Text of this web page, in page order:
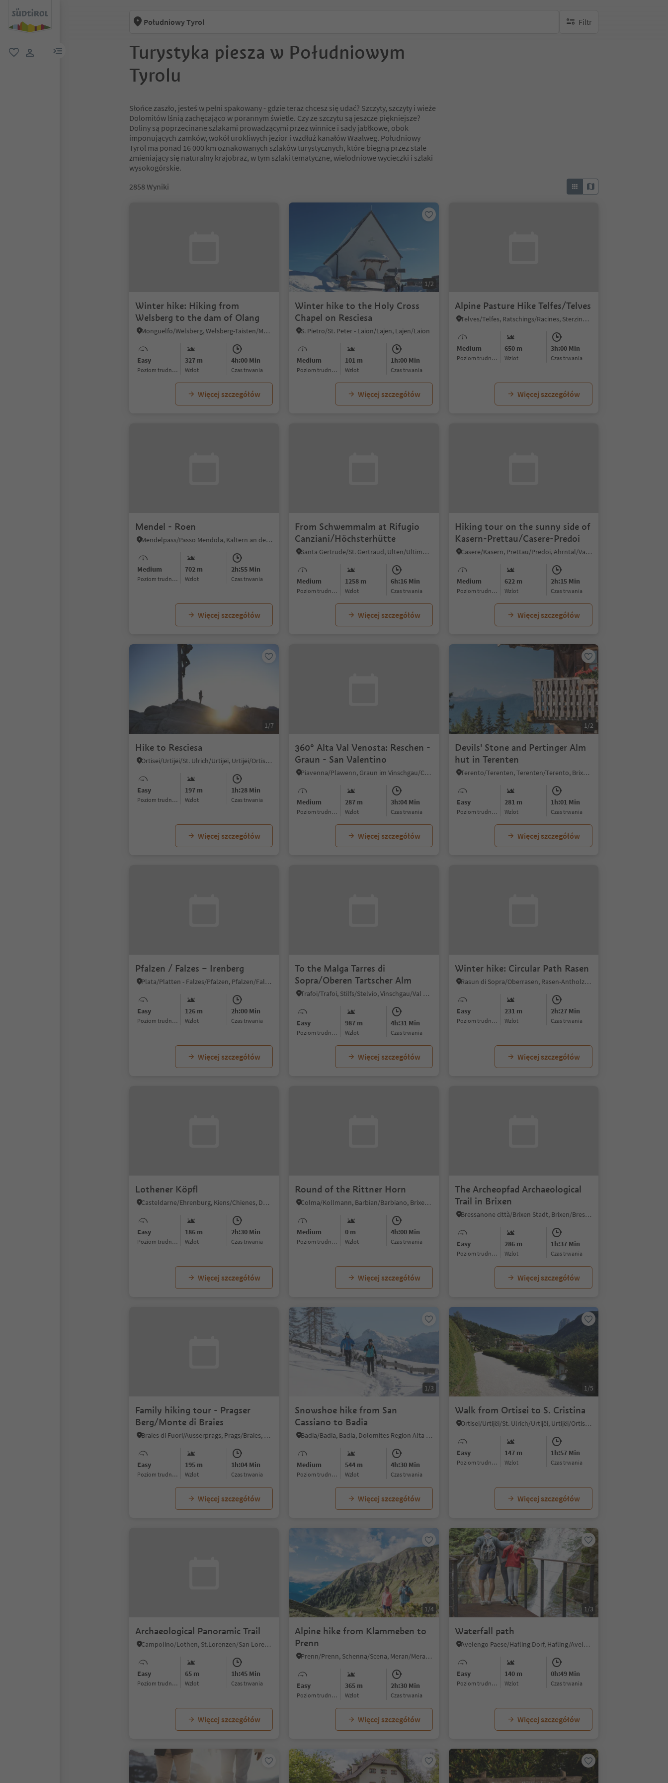
link menu
Południowy Tyrol Filtr
brak aktywnych filtrów
Turystyka piesza w Południowym
Tyrolu
Słońce zaszło, jesteś w pełni spakowany - gdzie teraz chcesz się udać? Szczyty, szczyty i wieże
Dolomitów lśnią zachęcająco w porannym świetle. Czy ze szczytu są jeszcze piękniejsze?
Doliny są poprzecinane szlakami prowadzącymi przez winnice i sady jabłkowe, obok
imponujących zamków, wokół urokliwych jezior i wzdłuż kanałów Waalweg. Południowy
Tyrol ma ponad 16 000 km oznakowanych szlaków turystycznych, które biegną przez stale
zmieniający się naturalny krajobraz, w tym szlaki tematyczne, wielodniowe wycieczki i szlaki
wysokogórskie.
2858 Wyniki
Winter hike: Hiking from
Welsberg to the dam of Olang
Monguelfo/Welsberg, Welsberg-Taisten/Monguelfo-Tesido
Easy
Poziom trudności
327 m
Wzlot
4h:00 Min
czas trwania
Więcej szczegółów
1/2
Winter hike to the Holy Cross
Chapel on Resciesa
S. Pietro/St. Peter - Laion/Lajen, Lajen/Laion
Medium
Poziom trudności
101 m
Wzlot
1h:00 Min
czas trwania
Więcej szczegółów
Alpine Pasture Hike Telfes/Telves
Telves/Telfes, Ratschings/Racines, Sterzing/Vipiteno and environs
Medium
Poziom trudności
650 m
Wzlot
3h:00 Min
czas trwania
Więcej szczegółów
Mendel - Roen
Mendelpass/Passo Mendola, Kaltern an der Weinstraße/Caldaro sulla Strada del Vino, Alto Adige Wine Road
Medium
Poziom trudności
702 m
Wzlot
2h:55 Min
czas trwania
Więcej szczegółów
From Schwemmalm at Rifugio
Canziani/Höchsterhütte
Santa Gertrude/St. Gertraud, Ulten/Ultimo, Meran/Merano and environs
Medium
Poziom trudności
1258 m
Wzlot
6h:16 Min
czas trwania
Więcej szczegółów
Hiking tour on the sunny side of
Kasern-Prettau/Casere-Predoi
Casere/Kasern, Prettau/Predoi, Ahrntal/Valle Aurina
Medium
Poziom trudności
622 m
Wzlot
2h:15 Min
czas trwania
Więcej szczegółów
1/7
Hike to Resciesa
Ortisei/Urtijëi/St. Ulrich/Urtijëi, Urtijëi/Ortisei, Dolomites Region Val Gardena
Easy
Poziom trudności
197 m
Wzlot
1h:28 Min
czas trwania
Więcej szczegółów
360° Alta Val Venosta: Reschen -
Graun - San Valentino
Piavenna/Plawenn, Graun im Vinschgau/Curon Venosta, Vinschgau/Val Venosta
Medium
Poziom trudności
287 m
Wzlot
3h:04 Min
czas trwania
Więcej szczegółów
1/2
Devils' Stone and Pertinger Alm
hut in Terenten
Terento/Terenten, Terenten/Terento, Brixen/Bressanone and environs
Easy
Poziom trudności
281 m
Wzlot
1h:01 Min
czas trwania
Więcej szczegółów
Pfalzen / Falzes – Irenberg
Plata/Platten - Falzes/Pfalzen, Pfalzen/Falzes, Dolomites Region Kronplatz/Plan de Corones
Easy
Poziom trudności
126 m
Wzlot
2h:00 Min
czas trwania
Więcej szczegółów
To the Malga Tarres di
Sopra/Oberen Tartscher Alm
Trafoi/Trafoi, Stilfs/Stelvio, Vinschgau/Val Venosta
Easy
Poziom trudności
987 m
Wzlot
4h:31 Min
czas trwania
Więcej szczegółów
Winter hike: Circular Path Rasen
Rasun di Sopra/Oberrasen, Rasen-Antholz/Rasun Anterselva, Dolomites Region Kronplatz/Plan de Corones
Easy
Poziom trudności
231 m
Wzlot
2h:27 Min
czas trwania
Więcej szczegółów
Lothener Köpfl
Casteldarne/Ehrenburg, Kiens/Chienes, Dolomites Region Kronplatz/Plan de Corones
Easy
Poziom trudności
186 m
Wzlot
2h:30 Min
czas trwania
Więcej szczegółów
Round of the Rittner Horn
Colma/Kollmann, Barbian/Barbiano, Brixen/Bressanone and environs
Medium
Poziom trudności
0 m
Wzlot
4h:00 Min
czas trwania
Więcej szczegółów
The Archeopfad Archaeological
Trail in Brixen
Bressanone città/Brixen Stadt, Brixen/Bressanone, Brixen/Bressanone and environs
Easy
Poziom trudności
286 m
Wzlot
1h:37 Min
czas trwania
Więcej szczegółów
Family hiking tour - Pragser
Berg/Monte di Braies
Braies di Fuori/Ausserprags, Prags/Braies, Dolomites Region 3 Zinnen
Easy
Poziom trudności
195 m
Wzlot
1h:04 Min
czas trwania
Więcej szczegółów
1/3
Snowshoe hike from San
Cassiano to Badia
Badia/Badia, Badia, Dolomites Region Alta Badia
Medium
Poziom trudności
544 m
Wzlot
4h:30 Min
czas trwania
Więcej szczegółów
1/5
Walk from Ortisei to S. Cristina
Ortisei/Urtijëi/St. Ulrich/Urtijëi, Urtijëi/Ortisei, Dolomites Region Val Gardena
Easy
Poziom trudności
147 m
Wzlot
1h:57 Min
czas trwania
Więcej szczegółów
Archaeological Panoramic Trail
Campolino/Lothen, St.Lorenzen/San Lorenzo di Sebato, Dolomites Region Kronplatz/Plan de Corones
Easy
Poziom trudności
65 m
Wzlot
1h:45 Min
czas trwania
Więcej szczegółów
1/4
Alpine hike from Klammeben to
Prenn
Prenn/Prenn, Schenna/Scena, Meran/Merano and environs
Easy
Poziom trudności
365 m
Wzlot
2h:30 Min
czas trwania
Więcej szczegółów
1/3
Waterfall path
Avelengo Paese/Hafling Dorf, Hafling/Avelengo, Meran/Merano and environs
Easy
Poziom trudności
140 m
Wzlot
0h:49 Min
czas trwania
Więcej szczegółów